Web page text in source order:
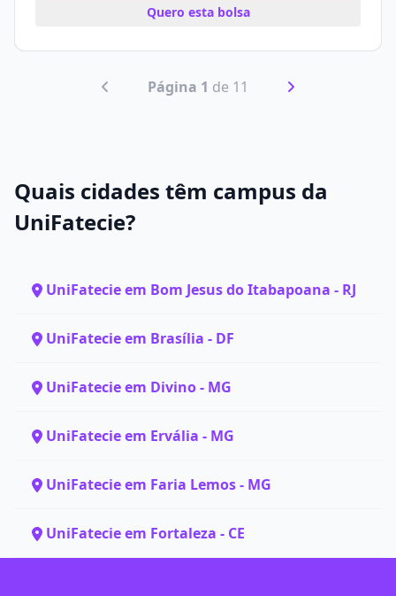
Quero esta bolsa
Página 1 de 11
Quais cidades têm campus da
UniFatecie?
UniFatecie em Bom Jesus do Itabapoana - RJ
UniFatecie em Brasília - DF
UniFatecie em Divino - MG
UniFatecie em Ervália - MG
UniFatecie em Faria Lemos - MG
UniFatecie em Fortaleza - CE